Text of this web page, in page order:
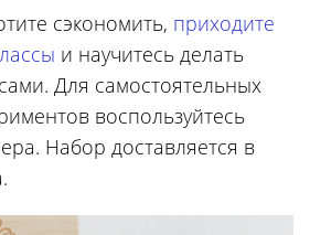
сэкономить, приходите
и научитесь делать
Для самостоятельных
воспользуйтесь
Набор доставляется в